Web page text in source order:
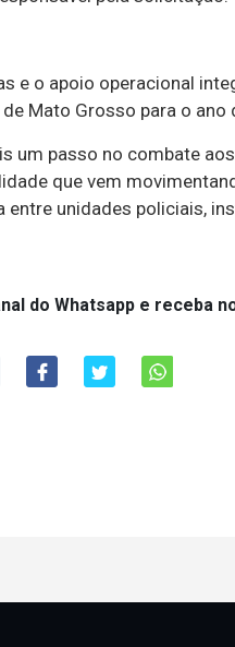
e o apoio operacional
Mato Grosso para o ano
um passo no combate
que vem
entre unidades policiais,
do Whatsapp e receba